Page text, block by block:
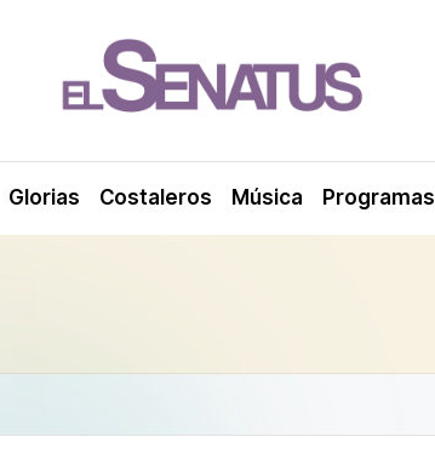
Glorias Costaleros Música Programas